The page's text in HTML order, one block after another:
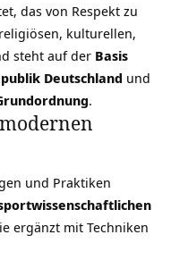
das von Respekt zu
kulturellen,
steht auf der Basis
Deutschland und
.
und Praktiken
ergänzt mit Techniken